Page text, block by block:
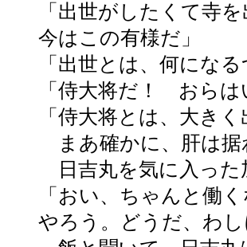
「出世がしたくて寺
今はこの有様だ」
「出世とは、何にな
「侍大将だ！ おら
「侍大将とは、大き
まあ確かに、肝は据
日吉丸を気に入った
「おい、ちゃんと働
やろう。どうだ、わ